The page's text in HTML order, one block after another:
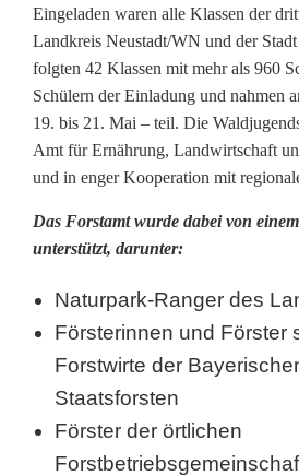
e
n
d
s
p
i
n
Eingeladen waren alle Klassen der
Landkreis Neustadt/WN und der
folgten 42 Klassen mit mehr als 960
Schülern der Einladung und nahmen
19. bis 21. Mai – teil. Die
Amt für Ernährung, Landwirtschaft
und in enger Kooperation mit
Das Forstamt wurde dabei von
unterstützt, darunter:
Naturpark-Ranger des
Försterinnen und Förster
Forstwirte der
Staatsforsten
Förster der örtlichen